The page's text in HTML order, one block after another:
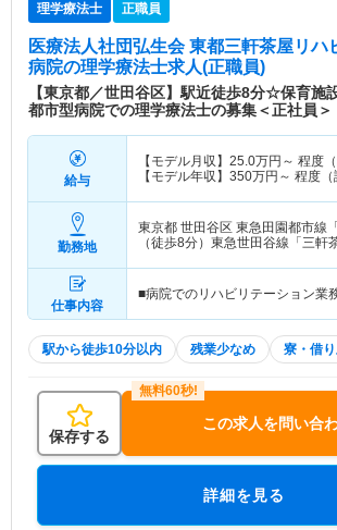
理学療法士 正職員
医療法人社団弘生会 東都三軒茶屋リハ
病院の理学療法士求人(正職員)
【東京都／世田谷区】駅近徒歩8分☆保育施
都市型病院での理学療法士の募集＜正社員＞
給与
【モデル月収】 25.0万円～ 程度
【モデル年収】 350万円～ 程度（
勤務地
東京都 世田谷区 東急田園都市線
（徒歩8分）東急世田谷線「三軒
仕事内容
■病院でのリハビリテーション業
駅から徒歩10分以内 残業少なめ 寮・借
保存する
この求人を問い合
詳細を見る